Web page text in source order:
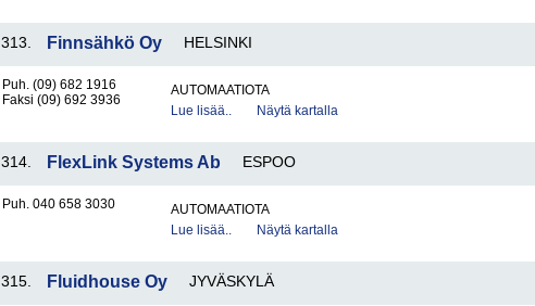
313. Finnsähkö Oy HELSINKI
Puh. (09) 682 1916
Faksi (09) 692 3936
AUTOMAATIOTA
Lue lisää..
Näytä kartalla
314. FlexLink Systems Ab ESPOO
Puh. 040 658 3030
AUTOMAATIOTA
Lue lisää..
Näytä kartalla
315. Fluidhouse Oy JYVÄSKYLÄ